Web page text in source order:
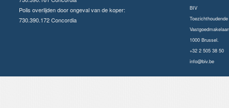
Polis overlijden door ongeval van de koper:
730.390.172 Concordia
BIV
1000 Brussel.
+32 2 505 38 50
info@biv.be